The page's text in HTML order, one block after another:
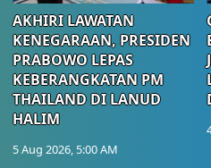
AKHIRI LAWATAN
KENEGARAAN, PRESIDEN
PRABOWO LEPAS
KEBERANGKATAN PM
THAILAND DI LANUD
HALIM
5 Aug 2026, 5:00 AM